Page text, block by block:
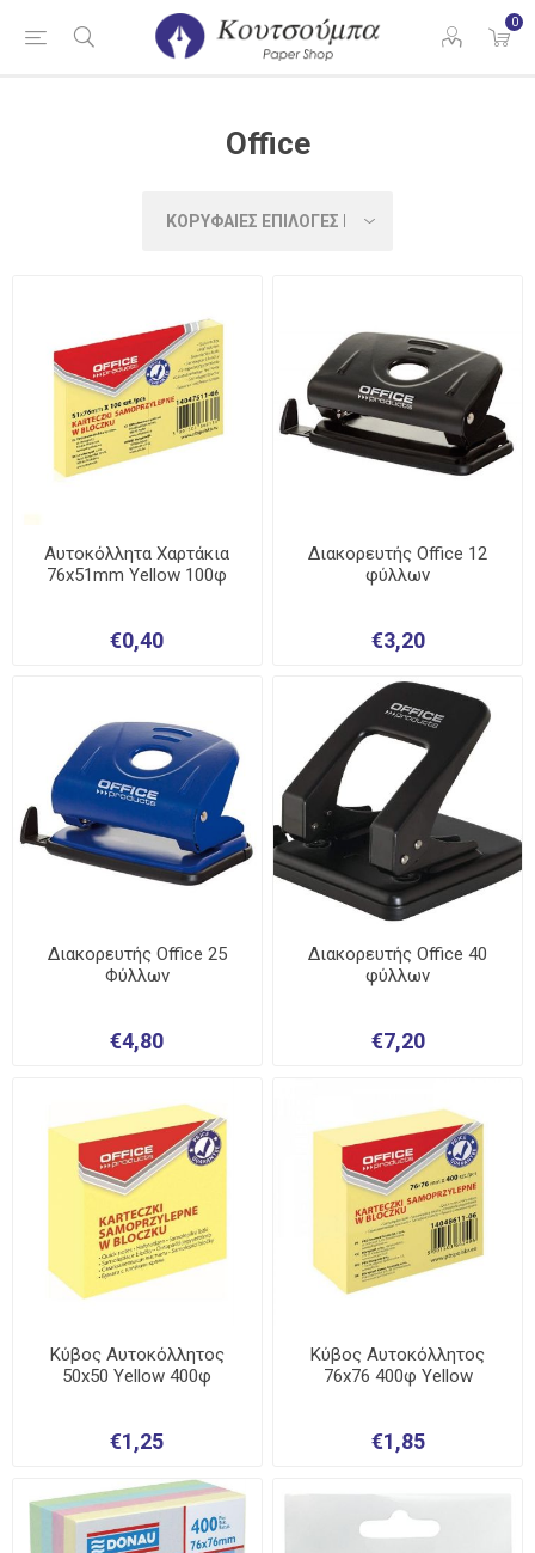
0
Office
Αυτοκόλλητα Χαρτάκια
76x51mm Yellow 100φ
€0,40
Διακορευτής Office 12
φύλλων
€3,20
Διακορευτής Office 25
Φύλλων
€4,80
Διακορευτής Office 40
φύλλων
€7,20
Κύβος Αυτοκόλλητος
50x50 Yellow 400φ
€1,25
Κύβος Αυτοκόλλητος
76x76 400φ Yellow
€1,85